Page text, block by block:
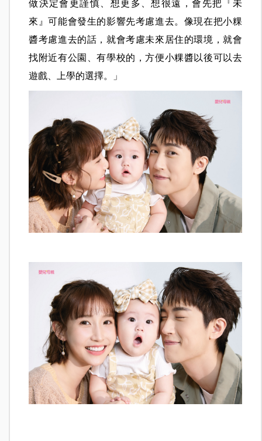
做決定會更謹慎、想更多、想很遠，會先把『未
來』可能會發生的影響先考慮進去。像現在把小粿
醬考慮進去的話，就會考慮未來居住的環境，就會
找附近有公園、有學校的，方便小粿醬以後可以去
遊戲、上學的選擇。」